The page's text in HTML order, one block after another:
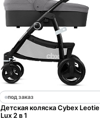
под заказ
Детская коляска Cybex Leotie
Lux 2 в 1